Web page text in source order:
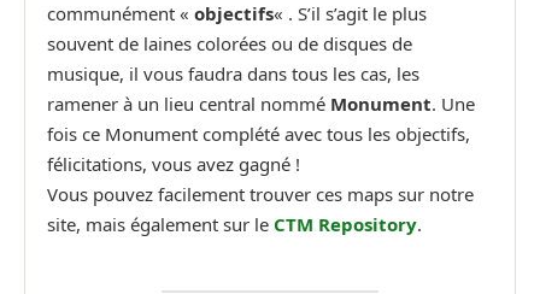
communément « objectifs« . S’il s’agit le plus
souvent de laines colorées ou de disques de
musique, il vous faudra dans tous les cas, les
ramener à un lieu central nommé Monument. Une
fois ce Monument complété avec tous les objectifs,
félicitations, vous avez gagné !
Vous pouvez facilement trouver ces maps sur notre
site, mais également sur le CTM Repository.